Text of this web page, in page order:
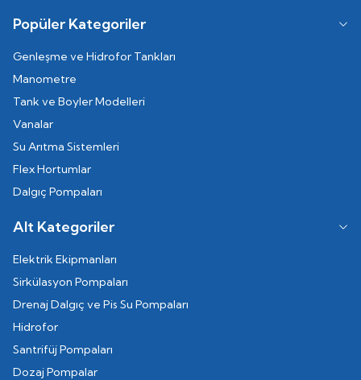
Popüler Kategoriler
Genleşme ve Hidrofor Tankları
Manometre
Tank ve Boyler Modelleri
Vanalar
Su Arıtma Sistemleri
Flex Hortumlar
Dalgıç Pompaları
Alt Kategoriler
Elektrik Ekipmanları
Sirkülasyon Pompaları
Drenaj Dalgıç ve Pis Su Pompaları
Hidrofor
Santrifüj Pompaları
Dozaj Pompalar